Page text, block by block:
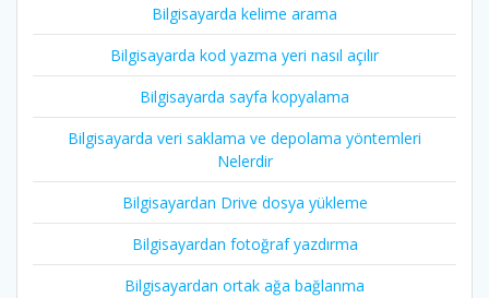
Bilgisayarda kelime arama
Bilgisayarda kod yazma yeri nasıl açılır
Bilgisayarda sayfa kopyalama
Bilgisayarda veri saklama ve depolama yöntemleri
Nelerdir
Bilgisayardan Drive dosya yükleme
Bilgisayardan fotoğraf yazdırma
Bilgisayardan ortak ağa bağlanma